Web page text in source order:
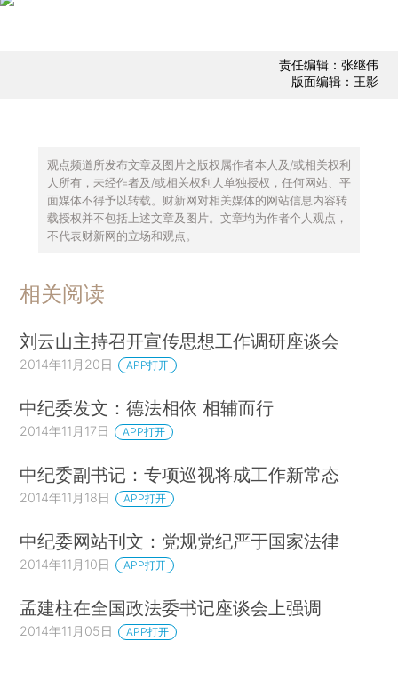
责任编辑：张继伟
版面编辑：王影
观点频道所发布文章及图片之版权属作者本人及/或相关权利
人所有，未经作者及/或相关权利人单独授权，任何网站、平
面媒体不得予以转载。财新网对相关媒体的网站信息内容转
载授权并不包括上述文章及图片。文章均为作者个人观点，
不代表财新网的立场和观点。
相关阅读
刘云山主持召开宣传思想工作调研座谈会
2014年11月20日 APP打开
中纪委发文：德法相依 相辅而行
2014年11月17日 APP打开
中纪委副书记：专项巡视将成工作新常态
2014年11月18日 APP打开
中纪委网站刊文：党规党纪严于国家法律
2014年11月10日 APP打开
孟建柱在全国政法委书记座谈会上强调
2014年11月05日 APP打开